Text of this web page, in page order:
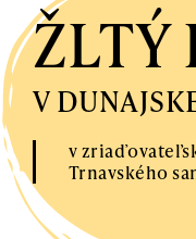
ŽLTÝ
V
v
Trnavského